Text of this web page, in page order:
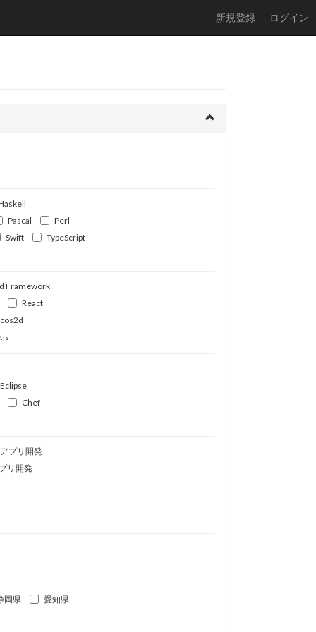
新規登録 ログイン
Pascal
Perl
Swift
TypeScript
Framework
React
Eclipse
Chef
プリ開発
リ開発
岡県
愛知県